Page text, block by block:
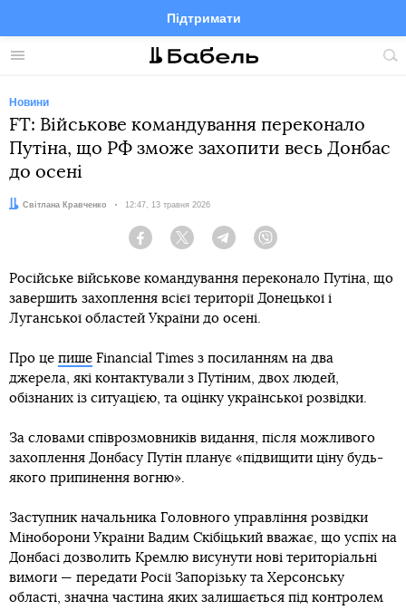
Меню
Підтримати
FacebookTelegramTwitter
Новини
FT: Військове командування переконало
Путіна, що РФ зможе захопити весь Донбас
до осені
Автор:
Світлана Кравченко Дата:
12:47, 13 травня 2026
Facebook Twitter Telegram
Російське військове командування переконало Путіна, що
завершить захоплення всієї території Донецької і
Луганської областей України до осені.
Про це пише Financial Times з посиланням на два
джерела, які контактували з Путіним, двох людей,
обізнаних із ситуацією, та оцінку української розвідки.
За словами співрозмовників видання, після можливого
захоплення Донбасу Путін планує «підвищити ціну будь-
якого припинення вогню».
Заступник начальника Головного управління розвідки
Міноборони України Вадим Скібіцький вважає, що успіх на
Донбасі дозволить Кремлю висунути нові територіальні
вимоги — передати Росії Запорізьку та Херсонську
області, значна частина яких залишається під контролем